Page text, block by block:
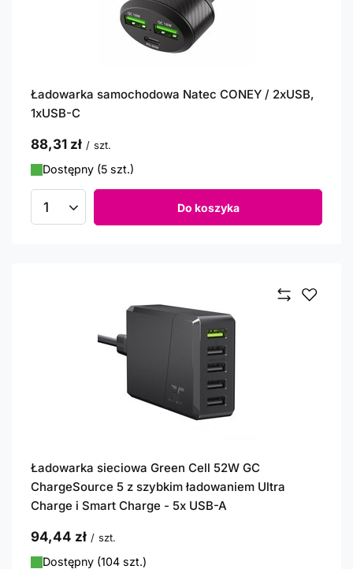
Ładowarka samochodowa Natec CONEY / 2xUSB,
1xUSB-C
88,31 zł / szt.
Dostępny (5 szt.)
Ilość produktów Do koszyka
Ładowarka sieciowa Green Cell 52W GC
ChargeSource 5 z szybkim ładowaniem Ultra
Charge i Smart Charge - 5x USB-A
94,44 zł / szt.
Dostępny (104 szt.)